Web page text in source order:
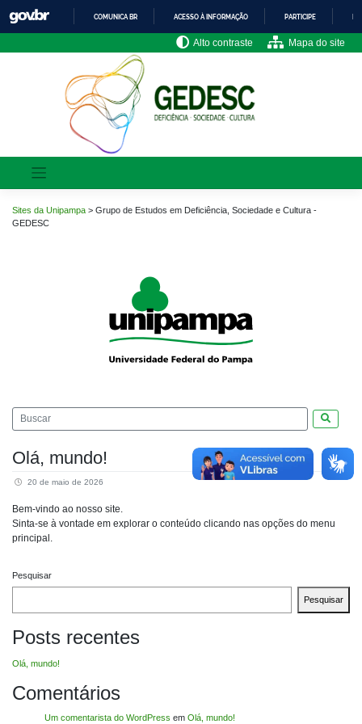
para
o
conteúdo
IR
PARA
COMUNICA BR ACESSO À INFORMAÇÃO PARTICIPE
Alto contraste Mapa do site
Sites da Unipampa > Grupo de Estudos em Deficiência, Sociedade e Cultura -
GEDESC
Olá, mundo!
20 de maio de 2026
Bem-vindo ao nosso site.
Sinta-se à vontade em explorar o conteúdo clicando nas opções do menu
principal.
Pesquisar
Pesquisar
Posts recentes
Olá, mundo!
Comentários
Um comentarista do WordPress em Olá, mundo!